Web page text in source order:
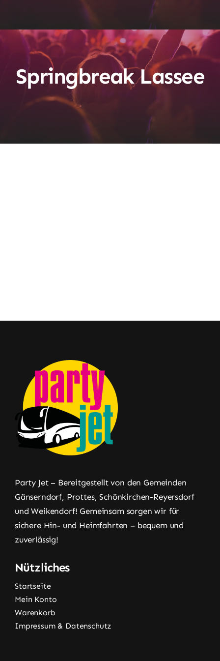
Springbreak Lassee
Party Jet – Bereitgestellt von den Gemeinden
Gänserndorf, Prottes, Schönkirchen-Reyersdorf
und Weikendorf! Gemeinsam sorgen wir für
sichere Hin- und Heimfahrten – bequem und
zuverlässig!
Nützliches
Startseite
Mein Konto
Warenkorb
Impressum & Datenschutz